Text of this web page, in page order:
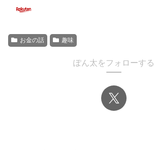
お金の話 趣味
ぽん太をフォローする